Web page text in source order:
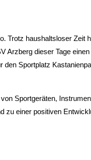
haushaltsloser
dieser Tage
Sportplatz
Sportgeräten,
einer positiven